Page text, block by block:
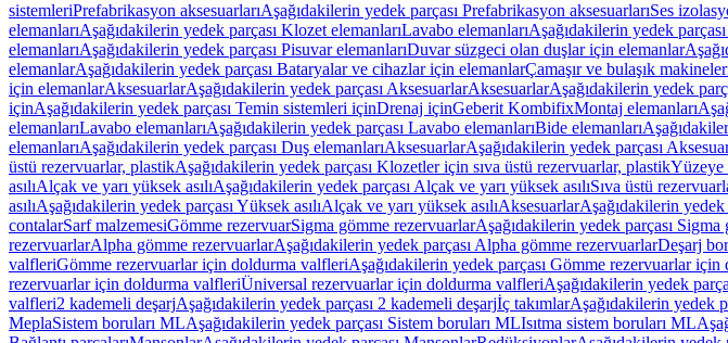
sistemleriPrefabrikasyon aksesuarlarıAşağıdakilerin yedek parçası Prefabrikasyon aksesuarlarıSes
elemanlarıAşağıdakilerin yedek parçası Klozet elemanlarıLavabo elemanlarıAşağıdakilerin yedek
elemanlarıAşağıdakilerin yedek parçası Pisuvar elemanlarıDuvar süzgeci olan duşlar için elemanlar
elemanlarAşağıdakilerin yedek parçası Bataryalar ve cihazlar için elemanlarÇamaşır ve bulaşık
için elemanlarAksesuarlarAşağıdakilerin yedek parçası AksesuarlarAksesuarlarAşağıdakilerin yedek
içinAşağıdakilerin yedek parçası Temin sistemleri içinDrenaj içinGeberit KombifixMontaj elemanları
elemanlarıLavabo elemanlarıAşağıdakilerin yedek parçası Lavabo elemanlarıBide elemanları
elemanlarıAşağıdakilerin yedek parçası Duş elemanlarıAksesuarlarAşağıdakilerin yedek parçası
üstü rezervuarlar, plastikAşağıdakilerin yedek parçası Klozetler için sıva üstü rezervuarlar, plastikYüzeye
asılıAlçak ve yarı yüksek asılıAşağıdakilerin yedek parçası Alçak ve yarı yüksek asılıSıva üstü
asılıAşağıdakilerin yedek parçası Yüksek asılıAlçak ve yarı yüksek asılıAksesuarlarAşağıdakilerin yedek
contalarSarf malzemesiGömme rezervuarSigma gömme rezervuarlarAşağıdakilerin yedek parçası
rezervuarlarAlpha gömme rezervuarlarAşağıdakilerin yedek parçası Alpha gömme rezervuarlarDeşarj
valfleriGömme rezervuarlar için doldurma valfleriAşağıdakilerin yedek parçası Gömme rezervuarlar
rezervuarlar için doldurma valfleriÜniversal rezervuarlar için doldurma valfleriAşağıdakilerin yedek
valfleri2 kademeli deşarjAşağıdakilerin yedek parçası 2 kademeli deşarjİç takımlarAşağıdakilerin yedek
MeplaSistem boruları MLAşağıdakilerin yedek parçası Sistem boruları MLIsıtma sistem boruları ML